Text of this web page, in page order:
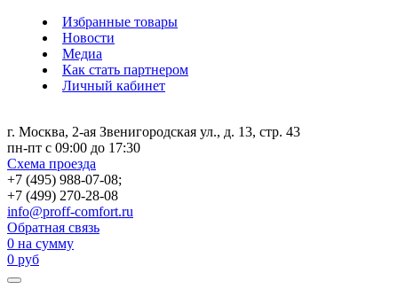
Избранные товары
Новости
Медиа
Как стать партнером
Личный кабинет
г. Москва, 2-ая Звенигородская ул., д. 13, стр. 43
пн-пт с 09:00 до 17:30
Схема проезда
+7 (495) 988-07-08;
+7 (499) 270-28-08
info@proff-comfort.ru
Обратная связь
0 на сумму
0 руб